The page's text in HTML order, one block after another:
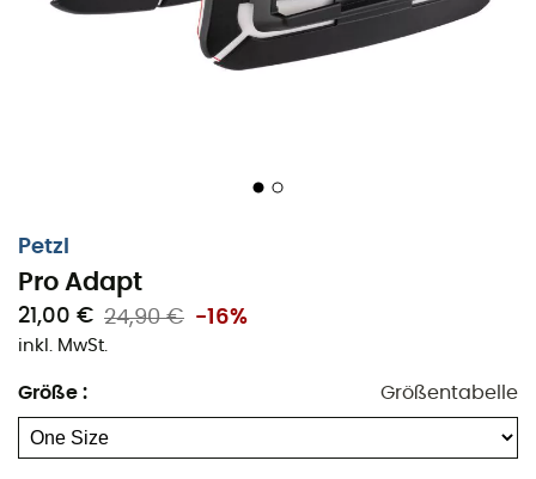
Petzl
Pro Adapt
21,00 € 24,90 € -16%
inkl. MwSt.
Größe : Größentabelle